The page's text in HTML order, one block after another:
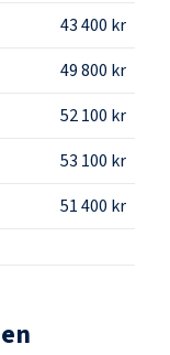
43 400 kr
49 800 kr
52 100 kr
53 100 kr
51 400 kr